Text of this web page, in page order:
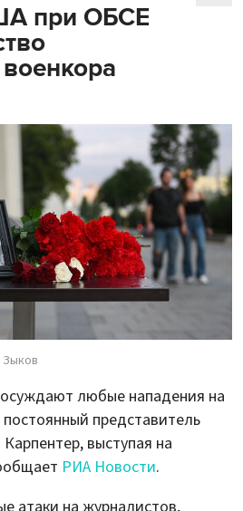
при ОБСЕ
любые нападения на
представитель
выступая на
РИА Новости.